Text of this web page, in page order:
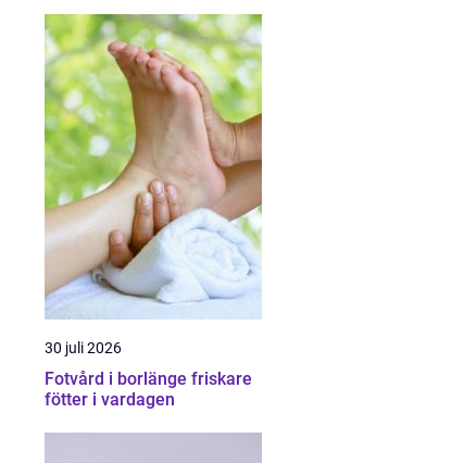
30 juli 2026
Fotvård i borlänge friskare
fötter i vardagen